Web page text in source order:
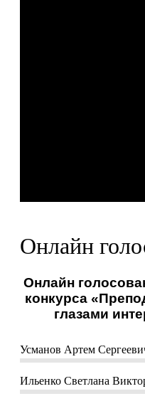
Онлайн
Онлайн
конкурса
глазами
Усманов Артем
Ильенко Светлана